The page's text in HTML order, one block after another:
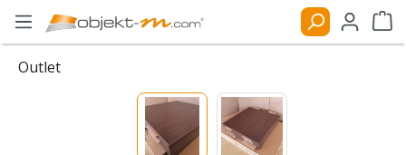
Zum Hauptinhalt springen
Outlet
Bildergalerie überspringen